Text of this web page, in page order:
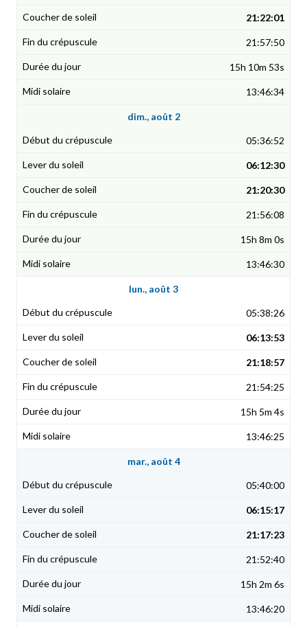
21:22:01
21:57:50
15h 10m 53s
13:46:34
dim., août 2
05:36:52
06:12:30
21:20:30
21:56:08
15h 8m 0s
13:46:30
lun., août 3
05:38:26
06:13:53
21:18:57
21:54:25
15h 5m 4s
13:46:25
mar., août 4
05:40:00
06:15:17
21:17:23
21:52:40
15h 2m 6s
13:46:20